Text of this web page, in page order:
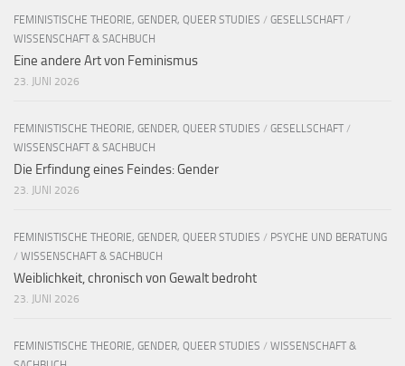
FEMINISTISCHE THEORIE, GENDER, QUEER STUDIES / GESELLSCHAFT /
WISSENSCHAFT & SACHBUCH
Eine andere Art von Feminismus
23. JUNI 2026
FEMINISTISCHE THEORIE, GENDER, QUEER STUDIES / GESELLSCHAFT /
WISSENSCHAFT & SACHBUCH
Die Erfindung eines Feindes: Gender
23. JUNI 2026
FEMINISTISCHE THEORIE, GENDER, QUEER STUDIES / PSYCHE UND BERATUNG
/ WISSENSCHAFT & SACHBUCH
Weiblichkeit, chronisch von Gewalt bedroht
23. JUNI 2026
FEMINISTISCHE THEORIE, GENDER, QUEER STUDIES / WISSENSCHAFT &